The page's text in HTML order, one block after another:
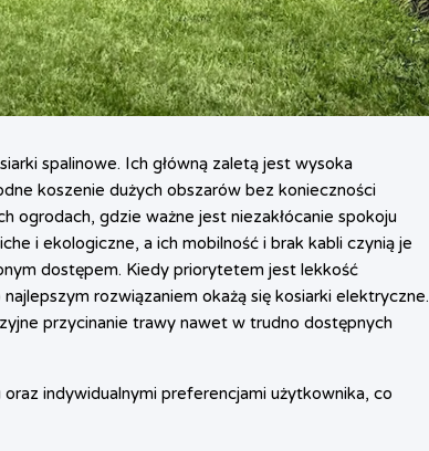
spalinowe. Ich główną zaletą jest wysoka
koszenie dużych obszarów bez konieczności
ogrodach, gdzie ważne jest niezakłócanie spokoju
i ekologiczne, a ich mobilność i brak kabli czynią je
dostępem. Kiedy priorytetem jest lekkość
rozwiązaniem okażą się kosiarki elektryczne.
przycinanie trawy nawet w trudno dostępnych
indywidualnymi preferencjami użytkownika, co